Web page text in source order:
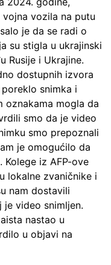
vozila na putu
je da se radi o
su stigla u ukrajinski
Rusije i Ukrajine.
dostupnih izvora
snimka i
oznakama mogla da
smo da je video
smo prepoznali
je omogućilo da
iz AFP-ove
lokalne zvaničnike i
nam dostavili
video snimljen.
nastao u
u objavi na